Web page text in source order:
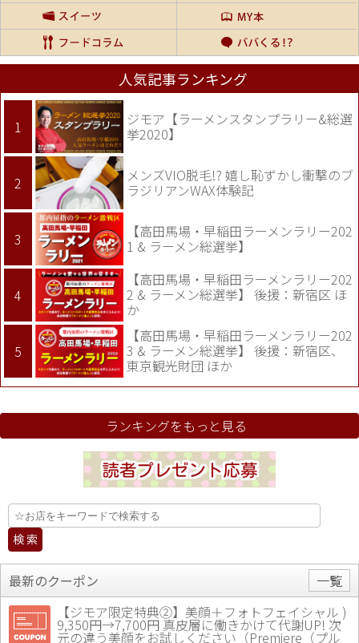
人気記事ランキング
ジモア【ラーメンスタンプラリー&総選
挙2020】
メンズVIO脱毛!? 嬉し恥ずかし衝撃のブ
ラジリアンWAX体験記
【高田馬場・早稲田ラーメンラリー202
1 & ラーメン総選挙】
【高田馬場・早稲田ラーメンラリー202
2 & ラーメン総選挙】 後援：新宿区 ほ
か
【高田馬場・早稲田ラーメンラリー202
3 & ラーメン総選挙】 後援：新宿区、
東京観光財団 ほか
ランキングをもっと見る
最新のクーポン
一覧
【ジモア限定特典②】美顔＋フォトフェイシャル )
9,350円→7,700円 真皮層に働きかけて代謝UP! 次
元の違う美顔をお試しください（Premiere（プル